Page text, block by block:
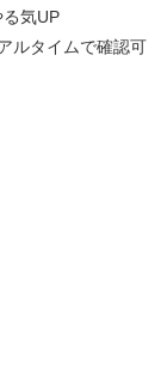
る気UP
ルタイムで確認可